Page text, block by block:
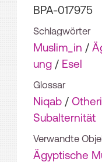
BPA-017975
Schlagwörter
Muslim_in /
ung / Esel
Glossar
Niqab /
Subalternität
Verwandte
Ägyptische